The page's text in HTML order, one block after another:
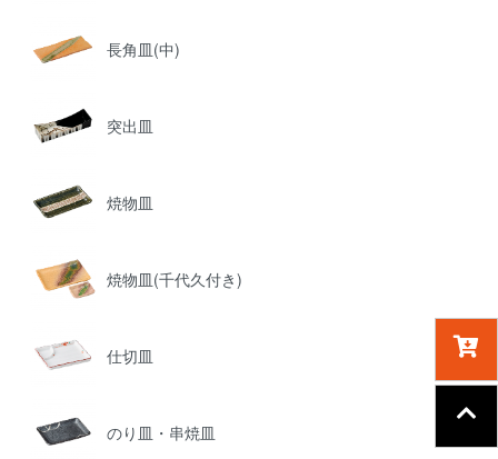
長角皿(中)
突出皿
焼物皿
焼物皿(千代久付き)
仕切皿
のり皿・串焼皿